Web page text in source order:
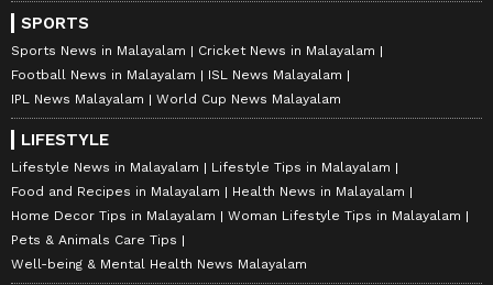
SPORTS
Sports News in Malayalam
Cricket News in Malayalam
Football News in Malayalam
ISL News Malayalam
IPL News Malayalam
World Cup News Malayalam
LIFESTYLE
Lifestyle News in Malayalam
Lifestyle Tips in Malayalam
Food and Recipes in Malayalam
Health News in Malayalam
Home Decor Tips in Malayalam
Woman Lifestyle Tips in Malayalam
Pets & Animals Care Tips
Well-being & Mental Health News Malayalam